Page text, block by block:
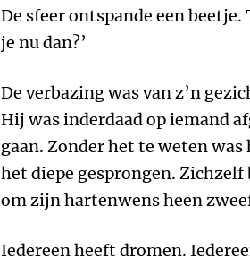
De sfeer ontspande een
je nu dan?’
De verbazing was van z’n
Hij was inderdaad op iemand
gaan. Zonder het te weten
het diepe gesprongen. Zichzelf
om zijn hartenwens heen
Iedereen heeft dromen.